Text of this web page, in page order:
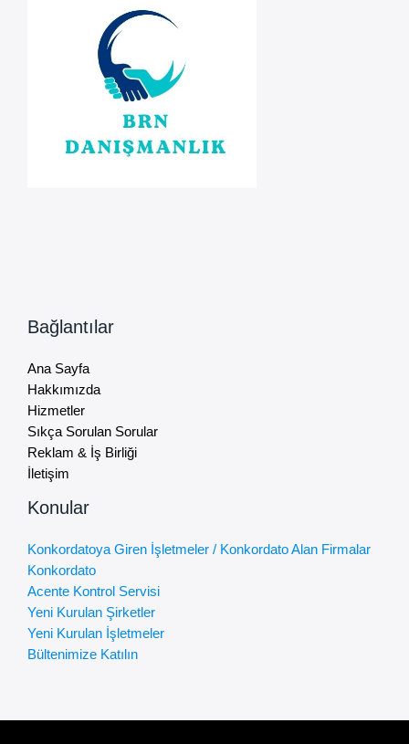
Bağlantılar
Ana Sayfa
Hakkımızda
Hizmetler
Sıkça Sorulan Sorular
Reklam & İş Birliği
İletişim
Konular
Konkordatoya Giren İşletmeler / Konkordato Alan Firmalar
Konkordato
Acente Kontrol Servisi
Yeni Kurulan Şirketler
Yeni Kurulan İşletmeler
Bültenimize Katılın